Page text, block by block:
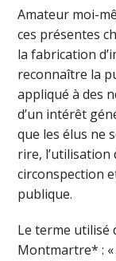
Amateur moi-
ces présentes
la fabrication
reconnaître la
appliqué à des
d’un intérêt
que les élus ne
rire, l’utilisation
circonspection
publique.
Le terme utilisé
Montmartre* :